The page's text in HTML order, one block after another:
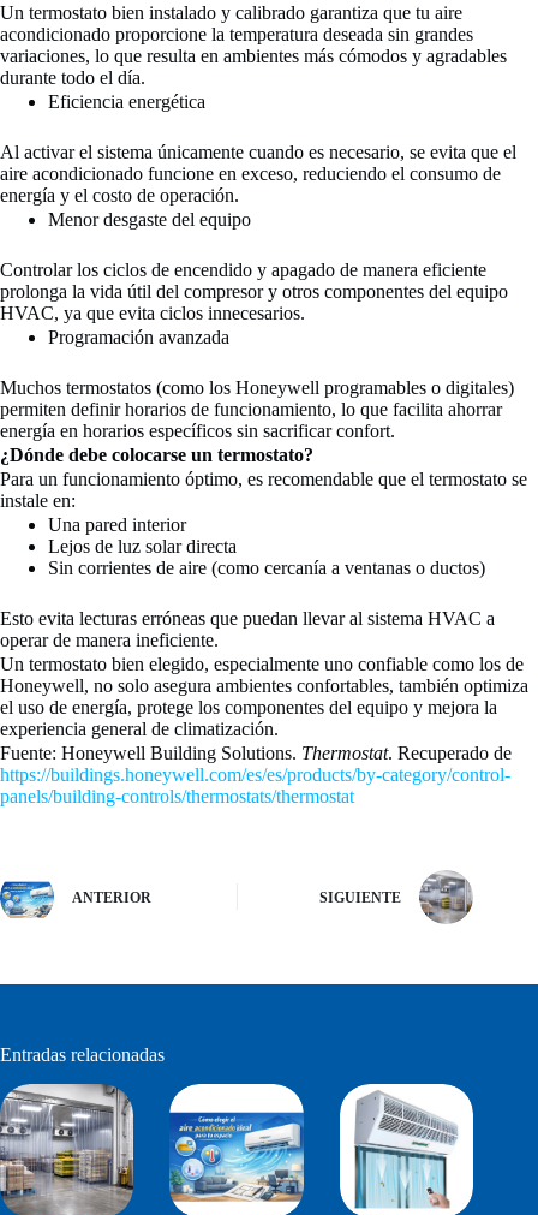
Un termostato bien instalado y calibrado garantiza que tu aire
acondicionado proporcione la temperatura deseada sin grandes
variaciones, lo que resulta en ambientes más cómodos y agradables
durante todo el día.
Eficiencia energética
Al activar el sistema únicamente cuando es necesario, se evita que el
aire acondicionado funcione en exceso, reduciendo el consumo de
energía y el costo de operación.
Menor desgaste del equipo
Controlar los ciclos de encendido y apagado de manera eficiente
prolonga la vida útil del compresor y otros componentes del equipo
HVAC, ya que evita ciclos innecesarios.
Programación avanzada
Muchos termostatos (como los Honeywell programables o digitales)
permiten definir horarios de funcionamiento, lo que facilita ahorrar
energía en horarios específicos sin sacrificar confort.
¿Dónde debe colocarse un termostato?
Para un funcionamiento óptimo, es recomendable que el termostato se
instale en:
Una pared interior
Lejos de luz solar directa
Sin corrientes de aire (como cercanía a ventanas o ductos)
Esto evita lecturas erróneas que puedan llevar al sistema HVAC a
operar de manera ineficiente.
Un termostato bien elegido, especialmente uno confiable como los de
Honeywell, no solo asegura ambientes confortables, también optimiza
el uso de energía, protege los componentes del equipo y mejora la
experiencia general de climatización.
Fuente: Honeywell Building Solutions. Thermostat. Recuperado de
https://buildings.honeywell.com/es/es/products/by-category/control-
panels/building-controls/thermostats/thermostat
ANTERIOR SIGUIENTE
Entradas relacionadas